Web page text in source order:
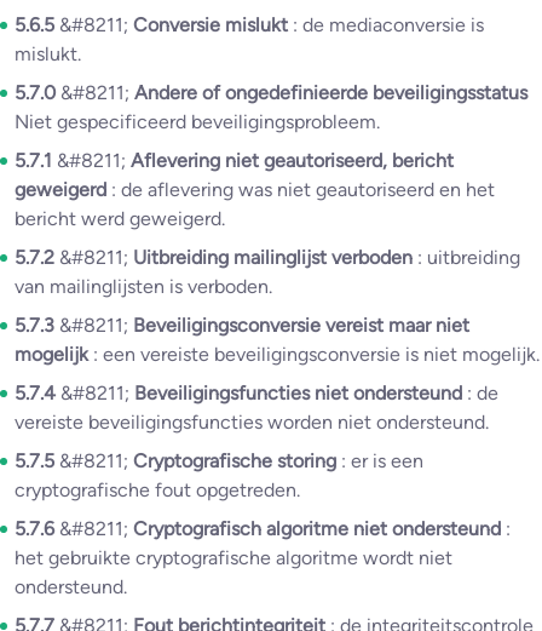
5.6.5 &#8211; Conversie mislukt : de mediaconversie is
mislukt.
5.7.0 &#8211; Andere of ongedefinieerde beveiligingsstatus
Niet gespecificeerd beveiligingsprobleem.
5.7.1 &#8211; Aflevering niet geautoriseerd, bericht
geweigerd : de aflevering was niet geautoriseerd en het
bericht werd geweigerd.
5.7.2 &#8211; Uitbreiding mailinglijst verboden : uitbreiding
van mailinglijsten is verboden.
5.7.3 &#8211; Beveiligingsconversie vereist maar niet
mogelijk : een vereiste beveiligingsconversie is niet mogelijk.
5.7.4 &#8211; Beveiligingsfuncties niet ondersteund : de
vereiste beveiligingsfuncties worden niet ondersteund.
5.7.5 &#8211; Cryptografische storing : er is een
cryptografische fout opgetreden.
5.7.6 &#8211; Cryptografisch algoritme niet ondersteund :
het gebruikte cryptografische algoritme wordt niet
ondersteund.
5.7.7 &#8211; Fout berichtintegriteit : de integriteitscontrole